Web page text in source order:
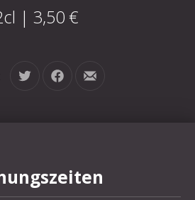
| 3,50 €
Tweet Share on Facebook
Share by Email